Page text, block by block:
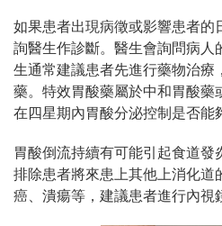
如果患者出現病徵或影響患者的
詢醫生作診斷。醫生會詢問病人
生通常建議患者先進行藥物治療
藥。特效胃酸藥屬於中和胃酸藥
在四星期內胃酸分泌控制是否能
胃酸倒流持續有可能引起食道發
排除患者將來患上其他上消化道
癌、潰瘍等，建議患者進行內視